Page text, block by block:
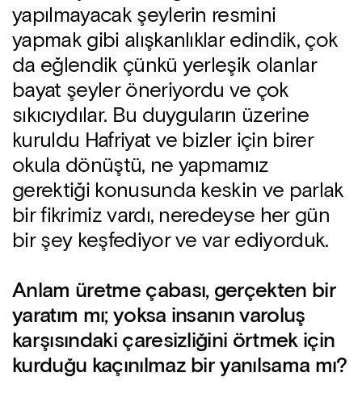
yapılmayacak şeylerin resmini
yapmak gibi alışkanlıklar edindik, çok
da eğlendik çünkü yerleşik olanlar
bayat şeyler öneriyordu ve çok
sıkıcıydılar. Bu duyguların üzerine
kuruldu Hafriyat ve bizler için birer
okula dönüştü, ne yapmamız
gerektiği konusunda keskin ve parlak
bir fikrimiz vardı, neredeyse her gün
bir şey keşfediyor ve var ediyorduk.
Anlam üretme çabası, gerçekten bir
yaratım mı; yoksa insanın varoluş
karşısındaki çaresizliğini örtmek için
kurduğu kaçınılmaz bir yanılsama mı?